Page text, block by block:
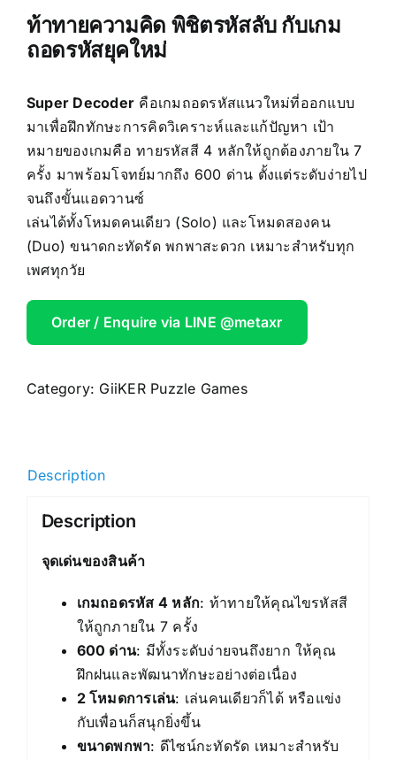
ท้าทายความคิด พิชิตรหัสลับ กับเกม
ถอดรหัสยุคใหม่
Super Decoder คือเกมถอดรหัสแนวใหม่ที่ออกแบบ
มาเพื่อฝึกทักษะการคิดวิเคราะห์และแก้ปัญหา เป้า
หมายของเกมคือ ทายรหัสสี 4 หลักให้ถูกต้องภายใน 7
ครั้ง มาพร้อมโจทย์มากถึง 600 ด่าน ตั้งแต่ระดับง่ายไป
จนถึงขั้นแอดวานซ์
เล่นได้ทั้งโหมดคนเดียว (Solo) และโหมดสองคน
(Duo) ขนาดกะทัดรัด พกพาสะดวก เหมาะสำหรับทุก
เพศทุกวัย
Order / Enquire via LINE @metaxr
Category: GiiKER Puzzle Games
Description
Description
จุดเด่นของสินค้า
เกมถอดรหัส 4 หลัก: ท้าทายให้คุณไขรหัสสี
ให้ถูกภายใน 7 ครั้ง
600 ด่าน: มีทั้งระดับง่ายจนถึงยาก ให้คุณ
ฝึกฝนและพัฒนาทักษะอย่างต่อเนื่อง
2 โหมดการเล่น: เล่นคนเดียวก็ได้ หรือแข่ง
กับเพื่อนก็สนุกยิ่งขึ้น
ขนาดพกพา: ดีไซน์กะทัดรัด เหมาะสำหรับ